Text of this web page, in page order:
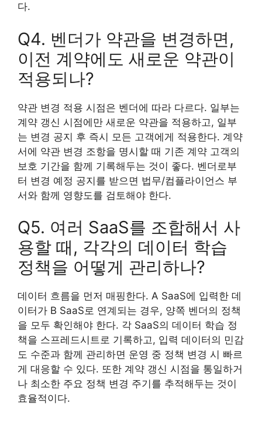
다.
Q4. 벤더가 약관을 변경하면,
이전 계약에도 새로운 약관이
적용되나?
약관 변경 적용 시점은 벤더에 따라 다르다. 일부는
계약 갱신 시점에만 새로운 약관을 적용하고, 일부
는 변경 공지 후 즉시 모든 고객에게 적용한다. 계약
서에 약관 변경 조항을 명시할 때 기존 계약 고객의
보호 기간을 함께 기록해두는 것이 좋다. 벤더로부
터 변경 예정 공지를 받으면 법무/컴플라이언스 부
서와 함께 영향도를 검토해야 한다.
Q5. 여러 SaaS를 조합해서 사
용할 때, 각각의 데이터 학습
정책을 어떻게 관리하나?
데이터 흐름을 먼저 매핑한다. A SaaS에 입력한 데
이터가 B SaaS로 연계되는 경우, 양쪽 벤더의 정책
을 모두 확인해야 한다. 각 SaaS의 데이터 학습 정
책을 스프레드시트로 기록하고, 입력 데이터의 민감
도 수준과 함께 관리하면 운영 중 정책 변경 시 빠르
게 대응할 수 있다. 또한 계약 갱신 시점을 통일하거
나 최소한 주요 정책 변경 주기를 추적해두는 것이
효율적이다.